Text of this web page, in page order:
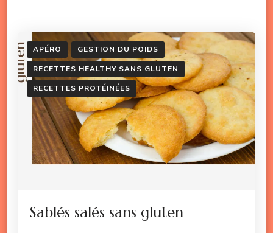
APÉRO
GESTION DU POIDS
RECETTES HEALTHY SANS GLUTEN
RECETTES PROTÉINÉES
Sablés salés sans gluten